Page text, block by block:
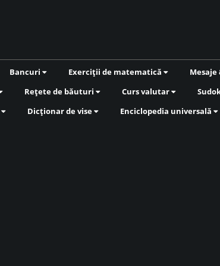
Bancuri Exerciții de matematică Mesaje
Rețete de băuturi Curs valutar
Dicționar de vise Enciclopedia universală